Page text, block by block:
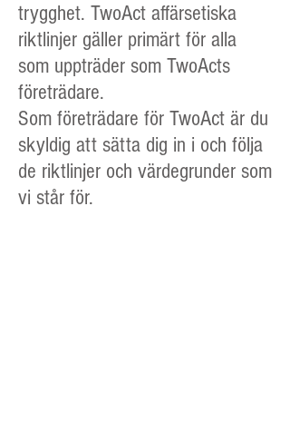
trygghet. TwoAct affärsetiska
riktlinjer gäller primärt för alla
som uppträder som TwoActs
företrädare.
Som företrädare för TwoAct är du
skyldig att sätta dig in i och följa
de riktlinjer och värdegrunder som
vi står för.